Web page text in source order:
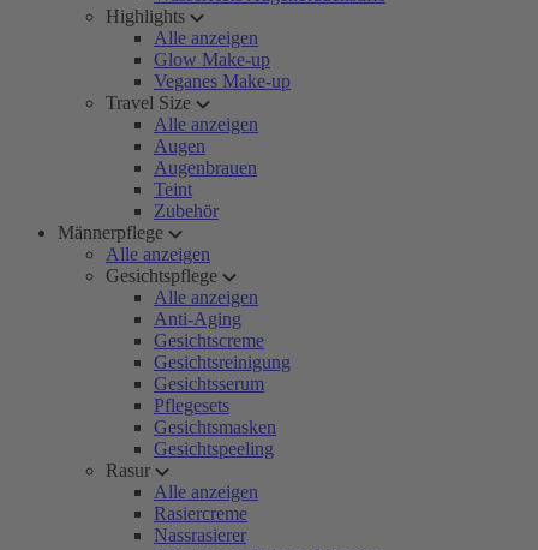
Highlights
Alle anzeigen
Glow Make-up
Veganes Make-up
Travel Size
Alle anzeigen
Augen
Augenbrauen
Teint
Zubehör
Männerpflege
Alle anzeigen
Gesichtspflege
Alle anzeigen
Anti-Aging
Gesichtscreme
Gesichtsreinigung
Gesichtsserum
Pflegesets
Gesichtsmasken
Gesichtspeeling
Rasur
Alle anzeigen
Rasiercreme
Nassrasierer